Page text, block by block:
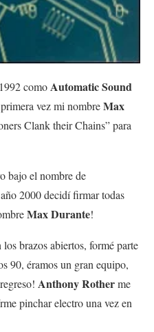
comoAutomatic Sound
vez mi nombreMax
Clank their Chains” para
bajo el nombre de
2000 decidí firmar todas
Max Durante!
brazos abiertos, formé parte
90, éramos un gran equipo,
Anthony Rotherme
pinchar electro una vez en